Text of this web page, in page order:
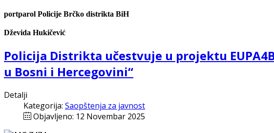
portparol Policije Brčko distrikta BiH
Dževida Hukičević
Policija Distrikta učestvuje u projektu
u Bosni i Hercegovini“
Detalji
Kategorija: Saopštenja za javnost
Objavljeno: 12 Novembar 2025